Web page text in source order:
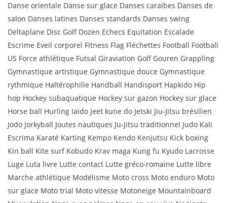
Danse orientale Danse sur glace Danses caraïbes Danses de
salon Danses latines Danses standards Danses swing
Deltaplane Disc Golf Dozen Echecs Equitation Escalade
Escrime Eveil corporel Fitness Flag Fléchettes Football Football
US Force athlétique Futsal Giraviation Golf Gouren Grappling
Gymnastique artistique Gymnastique douce Gymnastique
rythmique Haltérophilie Handball Handisport Hapkido Hip
hop Hockey subaquatique Hockey sur gazon Hockey sur glace
Horse ball Hurling Iaïdo Jeet kune do Jetski Jiu-Jitsu brésilien
Jodo Jorkyball Joutes nautiques Ju-Jitsu traditionnel Judo Kali
Escrima Karaté Karting Kempo Kendo Kenjutsu Kick boxing
Kin ball Kite surf Kobudo Krav maga Kung fu Kyudo Lacrosse
Luge Luta livre Lutte contact Lutte gréco-romaine Lutte libre
Marche athlétique Modélisme Moto cross Moto enduro Moto
sur glace Moto trial Moto vitesse Motoneige Mountainboard